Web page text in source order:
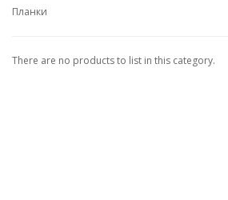
Планки
There are no products to list in this category.